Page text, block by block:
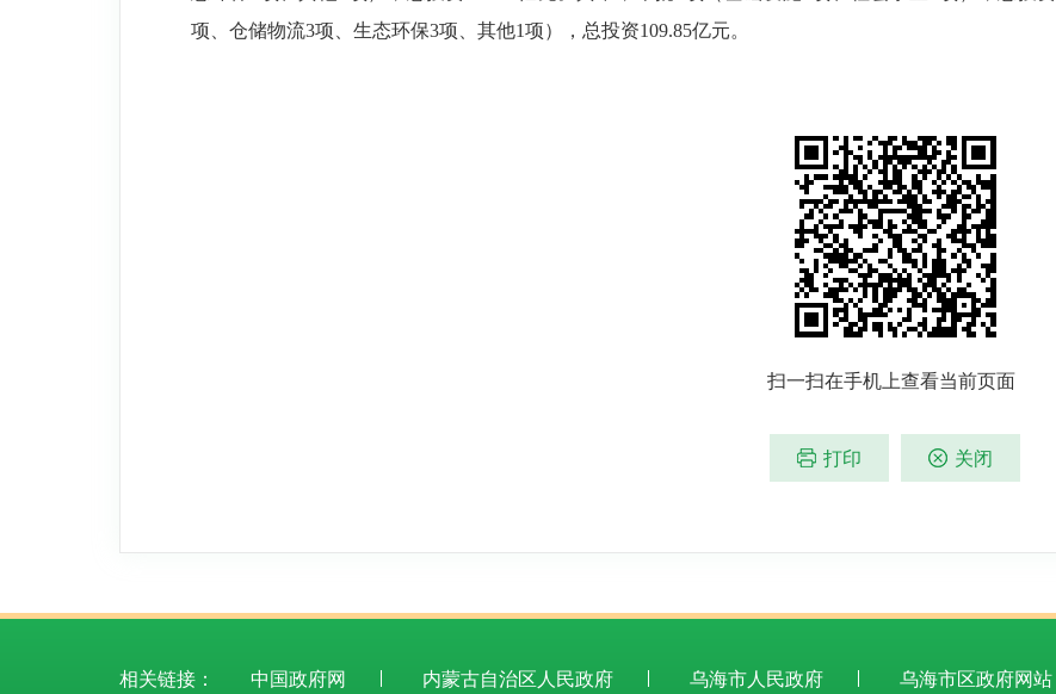
项 、仓储物流3项、生态环保3项、其他1项） ，总投资109.85亿元。
扫一扫在手机上查看当前页面
打印 关闭
相关链接： 中国政府网 内蒙古自治区人民政府 乌海市人民政府 乌海市区政府网站